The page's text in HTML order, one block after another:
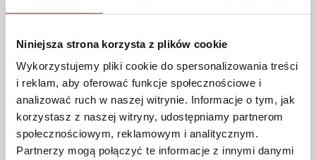
Niniejsza strona korzysta z plików cookie
Wykorzystujemy pliki cookie do spersonalizowania treści
i reklam, aby oferować funkcje społecznościowe i
analizować ruch w naszej witrynie. Informacje o tym, jak
korzystasz z naszej witryny, udostępniamy partnerom
społecznościowym, reklamowym i analitycznym.
Partnerzy mogą połączyć te informacje z innymi danymi
Formy płatności
Koszt dostawy
Informacje techniczne
POMOC